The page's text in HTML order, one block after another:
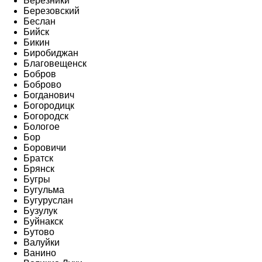
Березовский
Беслан
Бийск
Бикин
Биробиджан
Благовещенск
Бобров
Боброво
Богданович
Богородицк
Богородск
Бологое
Бор
Боровичи
Братск
Брянск
Бугры
Бугульма
Бугуруслан
Бузулук
Буйнакск
Бутово
Валуйки
Ванино